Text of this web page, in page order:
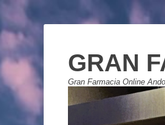
GRAN
Gran Farmacia Online